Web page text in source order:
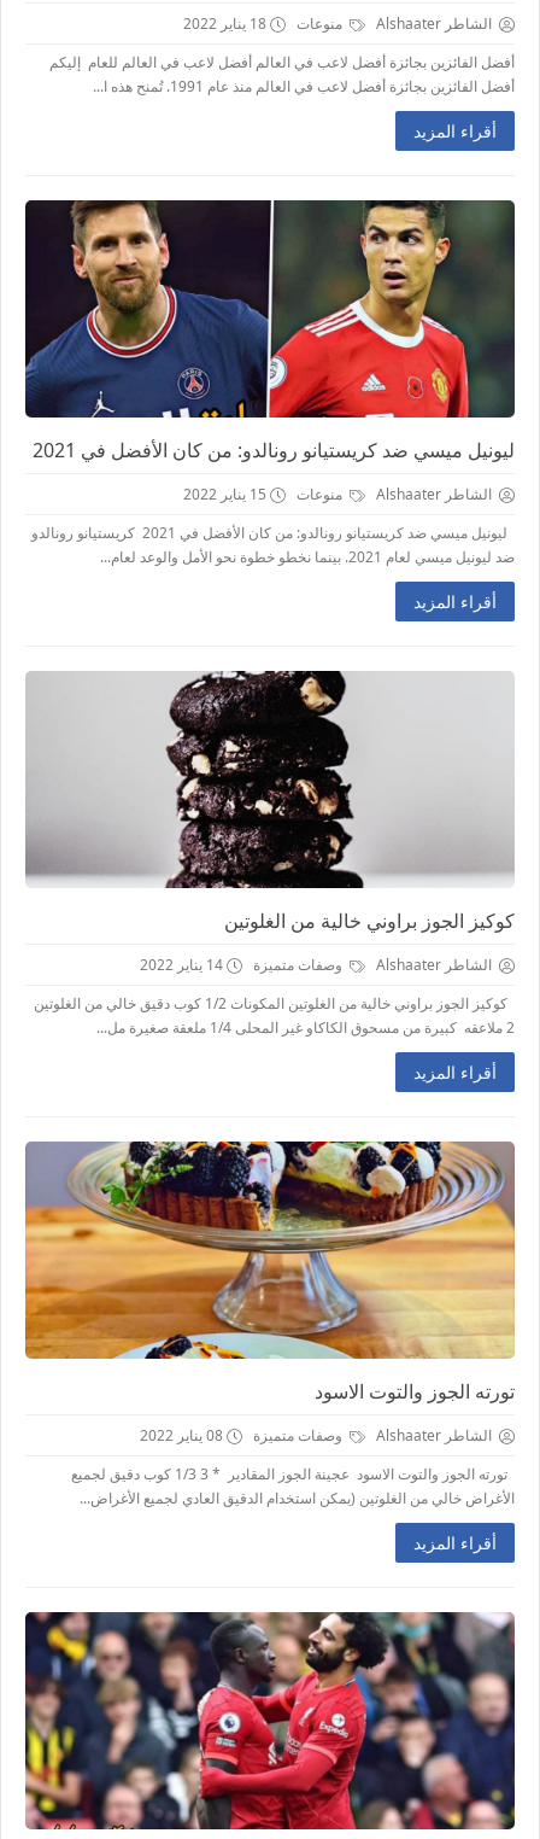
الشاطر Alshaater منوعات
18 يناير 2022
أفضل الفائزين بجائزة أفضل لاعب في العالم أفضل لاعب في العالم للعام إليكم
أفضل الفائزين بجائزة أفضل لاعب في العالم منذ عام 1991. تُمنح هذه ا...
أقراء المزيد
ليونيل ميسي ضد كريستيانو رونالدو: من كان الأفضل في 2021
الشاطر Alshaater منوعات
15 يناير 2022
ليونيل ميسي ضد كريستيانو رونالدو: من كان الأفضل في 2021 كريستيانو رونالدو
ضد ليونيل ميسي لعام 2021. بينما نخطو خطوة نحو الأمل والوعد لعام...
أقراء المزيد
كوكيز الجوز براوني خالية من الغلوتين
الشاطر Alshaater وصفات متميزة
14 يناير 2022
كوكيز الجوز براوني خالية من الغلوتين المكونات 1/2 كوب دقيق خالي من الغلوتين
2 ملاعقه كبيرة من مسحوق الكاكاو غير المحلى 1/4 ملعقة صغيرة مل...
أقراء المزيد
تورته الجوز والتوت الاسود
الشاطر Alshaater وصفات متميزة
08 يناير 2022
تورته الجوز والتوت الاسود عجينة الجوز المقادير * 3 1/3 كوب دقيق لجميع
الأغراض خالي من الغلوتين (يمكن استخدام الدقيق العادي لجميع الأغراض...
أقراء المزيد